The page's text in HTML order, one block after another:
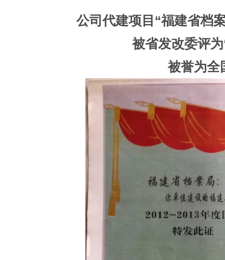
公司代建项目“福建省档
被省发改委评
被誉为全